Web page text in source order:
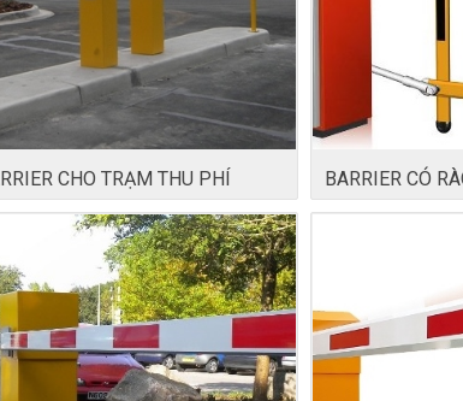
CHO TRẠM THU PHÍ BARRIER CÓ